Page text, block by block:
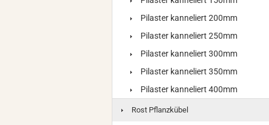
Pilaster kanneliert 200mm
Pilaster kanneliert 250mm
Pilaster kanneliert 300mm
Pilaster kanneliert 350mm
Pilaster kanneliert 400mm
Rost Pflanzkübel